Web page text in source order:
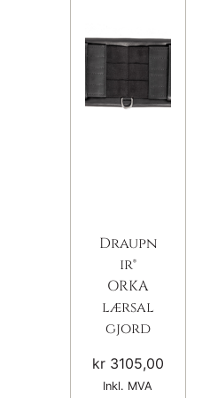
Draupn
ir®
ORKA
lærsal
gjord
kr3105,00
Inkl. MVA